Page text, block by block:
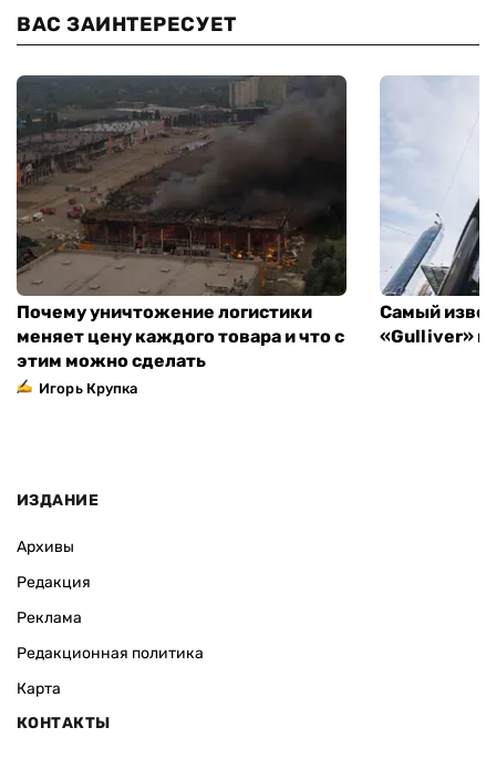
ВАС ЗАИНТЕРЕСУЕТ
Почему уничтожение логистики
меняет цену каждого товара и что с
этим можно сделать
Игорь Крупка
Самый
«Gulliver»
ИЗДАНИЕ
Архивы
Редакция
Реклама
Редакционная политика
Карта
КОНТАКТЫ